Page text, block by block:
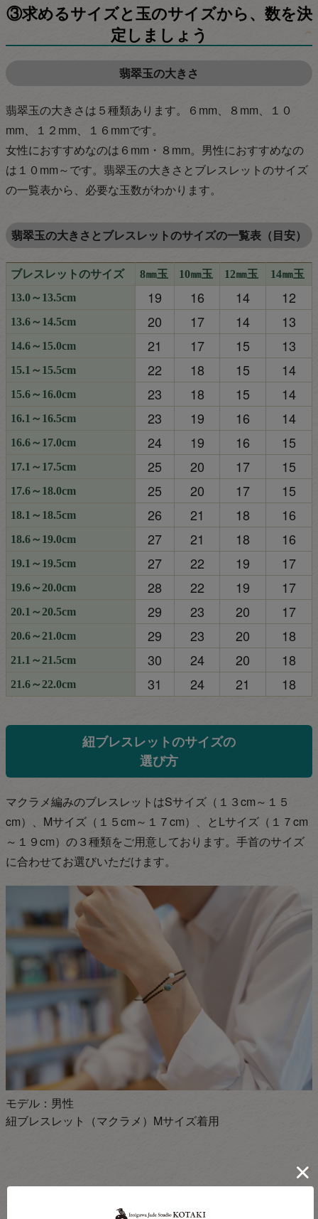
③求めるサイズと玉のサイズから、数を決
定しましょう
翡翠玉の大きさ
翡翠玉の大きさは５種類あります。６mm、８mm、１０
mm、１２mm、１６mmです。
女性におすすめなのは６mm・８mm。男性におすすめなの
は１０mm～です。翡翠玉の大きさとブレスレットのサイズ
の一覧表から、必要な玉数がわかります。
翡翠玉の大きさとブレスレットのサイズの一覧表（目安）
ブレスレットのサイズ 8㎜玉 10㎜玉 12㎜玉
14㎜玉
13.0～13.5cm
19 16 14 12
13.6～14.5cm 20 17 14 13
14.6～15.0cm 21 17 15 13
15.1～15.5cm 22 18 15 14
15.6～16.0cm 23 18 15 14
16.1～16.5cm 23 19 16 14
16.6～17.0cm 24 19 16 15
17.1～17.5cm 25 20 17 15
17.6～18.0cm 25 20 17 15
18.1～18.5cm 26 21 18 16
18.6～19.0cm 27 21 18 16
19.1～19.5cm 27 22 19 17
19.6～20.0cm 28 22 19 17
20.1～20.5cm 29 23 20 17
20.6～21.0cm 29 23 20 18
21.1～21.5cm 30 24 20 18
21.6～22.0cm 31 24 21 18
紐ブレスレットのサイズの
選び方
マクラメ編みのブレスレットはSサイズ（１３cm～１５
cm）、Mサイズ（１５cm～１７cm）、とLサイズ（１７cm
～１９cm）の３種類をご用意しております。手首のサイズ
に合わせてお選びいただけます。
モデル：男性
紐ブレスレット（マクラメ）Mサイズ着用